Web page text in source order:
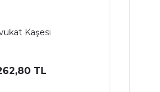
Kaşesi
TL